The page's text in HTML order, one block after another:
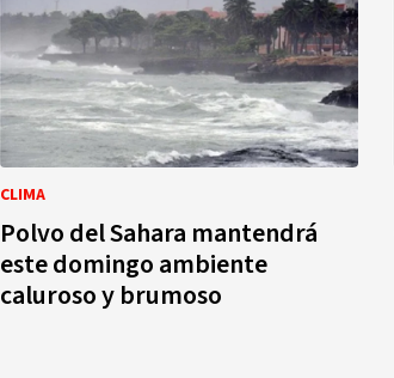
CLIMA
Polvo del Sahara mantendrá
este domingo ambiente
caluroso y brumoso